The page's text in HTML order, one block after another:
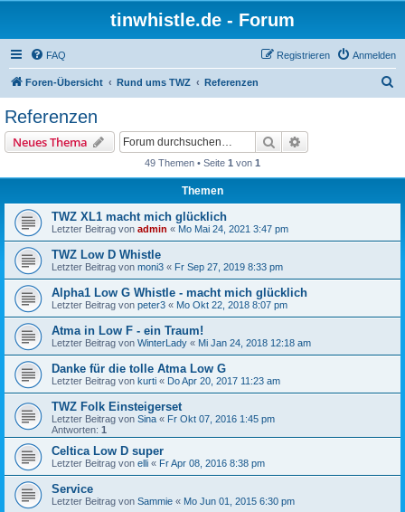
tinwhistle.de - Forum
FAQ Anmelden
Registrieren
Foren-Übersicht Rund ums TWZ Referenzen
Referenzen
Neues Thema Suche
49 Themen • Seite 1 von 1
Themen
TWZ XL1 macht mich glücklich
Letzter Beitrag von admin « Mo Mai 24, 2021 3:47 pm
TWZ Low D Whistle
Letzter Beitrag von moni3 « Fr Sep 27, 2019 8:33 pm
Alpha1 Low G Whistle - macht mich glücklich
Letzter Beitrag von peter3 « Mo Okt 22, 2018 8:07 pm
Atma in Low F - ein Traum!
Letzter Beitrag von WinterLady « Mi Jan 24, 2018 12:18 am
Danke für die tolle Atma Low G
Letzter Beitrag von kurti « Do Apr 20, 2017 11:23 am
TWZ Folk Einsteigerset
Letzter Beitrag von Sina « Fr Okt 07, 2016 1:45 pm
Antworten: 1
Celtica Low D super
Letzter Beitrag von elli « Fr Apr 08, 2016 8:38 pm
Service
Letzter Beitrag von Sammie « Mo Jun 01, 2015 6:30 pm